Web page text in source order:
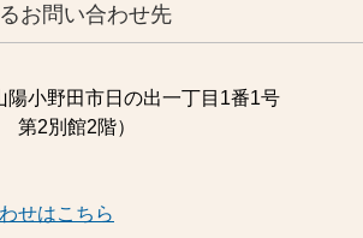
お問い合わせ先
陽小野田市日の出一丁目1番1号
第2別館2階）
せはこちら